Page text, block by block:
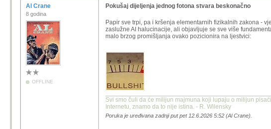
Al Crane
8 godina
OFFLINE
Pokušaj dijeljenja jednog fotona stvara beskonačno
Papir sve trpi, pa i kršenja elementarnih fizikalnih zakona -
zaslužne AI halucinacije, ali objavljuje se sve više
malo brzog promišljanja ovako pozicionira na ljestvici:
Svi smo čuli da će milijun majmuna koji lupaju o milijun
Internetu, znamo da to nije istina. - R. Wilensky
Poruka je uređivana zadnji put pet 12.6.2026 5:52 (Al Crane).